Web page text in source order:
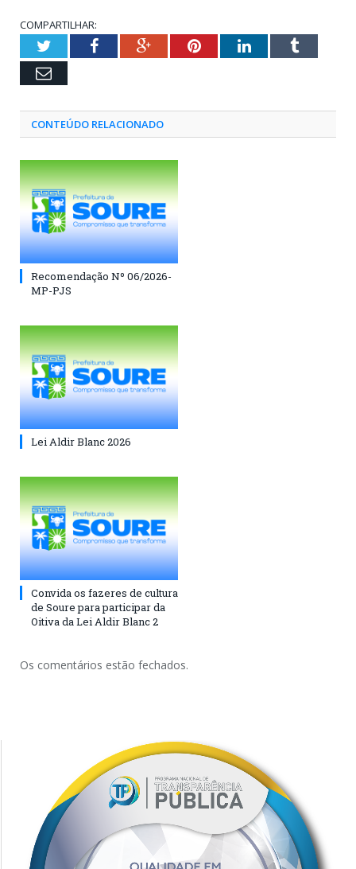
COMPARTILHAR:
TwitterFacebookGoogle+PinterestLinkedInTumblr
Email
CONTEÚDO RELACIONADO
Recomendação Nº 06/2026-
MP-PJS
Lei Aldir Blanc 2026
Convida os fazeres de cultura
de Soure para participar da
Oitiva da Lei Aldir Blanc 2
Os comentários estão fechados.